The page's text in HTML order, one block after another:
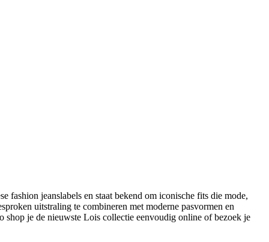
fashion jeanslabels en staat bekend om iconische fits die mode,
uitstraling te combineren met moderne pasvormen en
je de nieuwste Lois collectie eenvoudig online of bezoek je